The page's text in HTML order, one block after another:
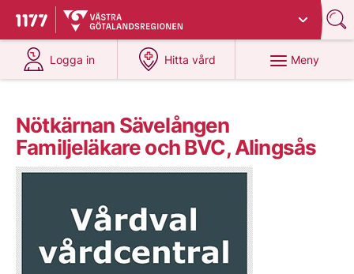
Till startsidan för 1177
Du har valt region
Logga in
på 1177.se
Hitta vård
på 1177.se
Meny
Nötkärnan Sävelången
Familjeläkare och BVC, Alingsås